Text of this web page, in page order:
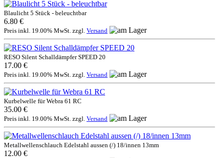
Blaulicht 5 Stück - beleuchtbar
6.80 €
Preis inkl. 19.00% MwSt. zzgl. Versand
RESO Silent Schalldämpfer SPEED 20
17.00 €
Preis inkl. 19.00% MwSt. zzgl. Versand
Kurbelwelle für Webra 61 RC
35.00 €
Preis inkl. 19.00% MwSt. zzgl. Versand
Metallwellenschlauch Edelstahl aussen (/) 18/innen 13mm
12.00 €